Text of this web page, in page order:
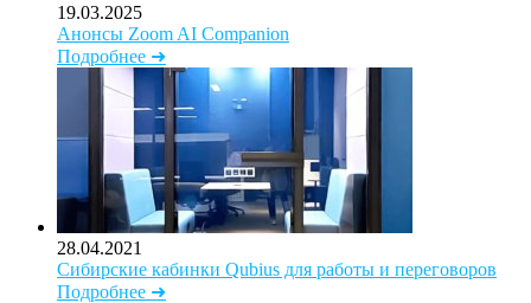
19.03.2025
Анонсы Zoom AI Companion
Подробнее ➜
28.04.2021
Сибирские кабинки Qubius для работы и переговоров
Подробнее ➜